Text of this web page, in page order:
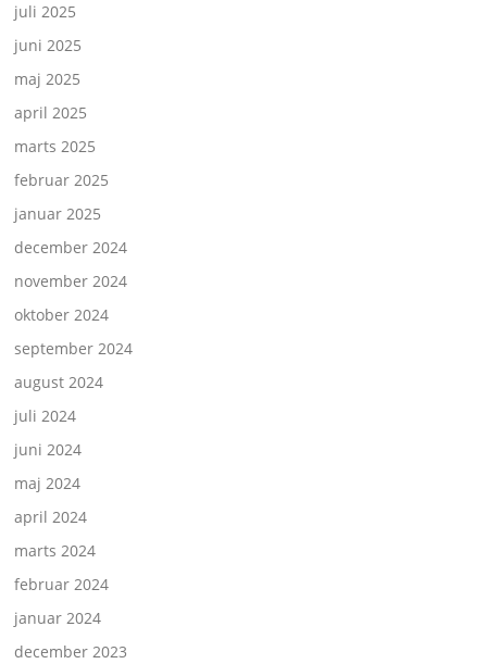
juli 2025
juni 2025
maj 2025
april 2025
marts 2025
februar 2025
januar 2025
december 2024
november 2024
oktober 2024
september 2024
august 2024
juli 2024
juni 2024
maj 2024
april 2024
marts 2024
februar 2024
januar 2024
december 2023